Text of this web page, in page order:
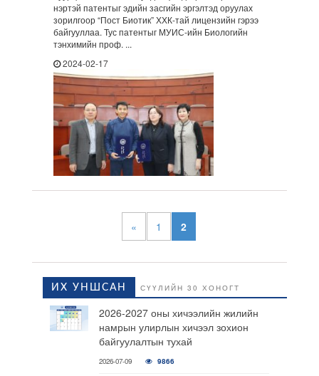
нэртэй патентыг эдийн засгийн эргэлтэд оруулах
зорилгоор “Пост Биотик” ХХК-тай лицензийн гэрээ
байгууллаа. Тус патентыг МУИС-ийн Биологийн
тэнхимийн проф. ...
2024-02-17
« 1 2
ИХ УНШСАН СҮҮЛИЙН 30 ХОНОГТ
2026-2027 оны хичээлийн жилийн
намрын улирлын хичээл зохион
байгуулалтын тухай
2026-07-09 9866